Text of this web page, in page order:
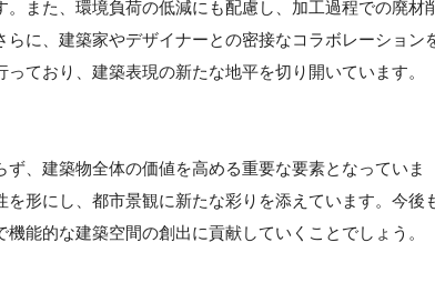
また、環境負荷の低減にも配慮し、加工過程での廃材
に、建築家やデザイナーとの密接なコラボレーション
ており、建築表現の新たな地平を切り開いています。
、建築物全体の価値を高める重要な要素となっていま
形にし、都市景観に新たな彩りを添えています。今後
能的な建築空間の創出に貢献していくことでしょう。